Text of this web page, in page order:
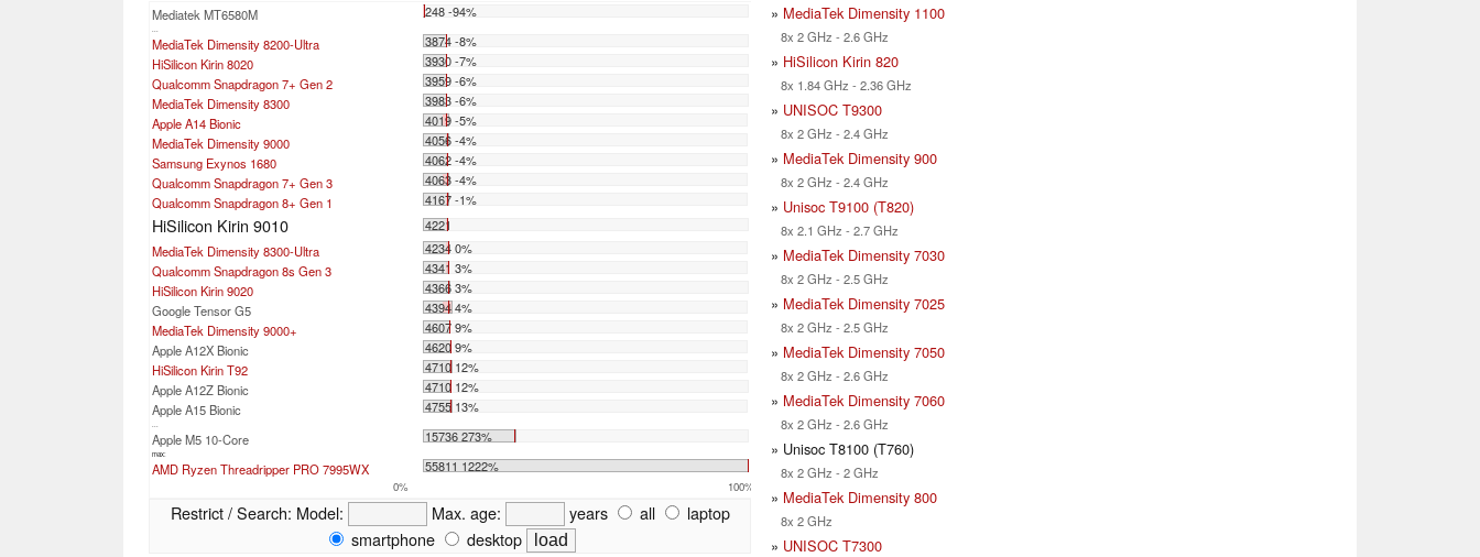
Mediatek MT6580M 248 -94%
...
MediaTek Dimensity 8200-Ultra
3874 -8%
HiSilicon Kirin 8020
3930 -7%
Qualcomm Snapdragon 7+ Gen 2
3959 -6%
MediaTek Dimensity 8300
3983 -6%
Apple A14 Bionic
4019 -5%
MediaTek Dimensity 9000
4056 -4%
Samsung Exynos 1680
4062 -4%
Qualcomm Snapdragon 7+ Gen 3
4063 -4%
Qualcomm Snapdragon 8+ Gen 1
4167 -1%
HiSilicon Kirin 9010
4221
MediaTek Dimensity 8300-Ultra
4234 0%
Qualcomm Snapdragon 8s Gen 3
4341 3%
HiSilicon Kirin 9020
4366 3%
Google Tensor G5
4394 4%
MediaTek Dimensity 9000+
4607 9%
Apple A12X Bionic
4620 9%
HiSilicon Kirin T92
4710 12%
Apple A12Z Bionic
4710 12%
Apple A15 Bionic
4755 13%
...
Apple M5 10-Core 15736 273%
max:
AMD Ryzen Threadripper PRO 7995WX 55811 1222%
0% 100%
Restrict / Search: Model: Max. age: years all
laptop
smartphone
desktop
» MediaTek Dimensity 1100
8x 2 GHz - 2.6 GHz
» HiSilicon Kirin 820
8x 1.84 GHz - 2.36 GHz
» UNISOC T9300
8x 2 GHz - 2.4 GHz
» MediaTek Dimensity 900
8x 2 GHz - 2.4 GHz
» Unisoc T9100 (T820)
8x 2.1 GHz - 2.7 GHz
» MediaTek Dimensity 7030
8x 2 GHz - 2.5 GHz
» MediaTek Dimensity 7025
8x 2 GHz - 2.5 GHz
» MediaTek Dimensity 7050
8x 2 GHz - 2.6 GHz
» MediaTek Dimensity 7060
8x 2 GHz - 2.6 GHz
» Unisoc T8100 (T760)
8x 2 GHz - 2 GHz
» MediaTek Dimensity 800
8x 2 GHz
» UNISOC T7300